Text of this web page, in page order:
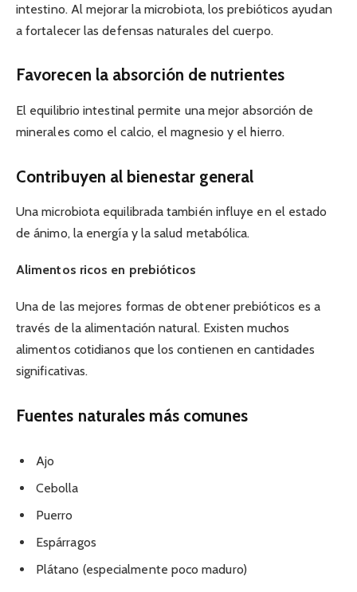
intestino. Al mejorar la microbiota, los prebióticos ayudan
a fortalecer las defensas naturales del cuerpo.
Favorecen la absorción de nutrientes
El equilibrio intestinal permite una mejor absorción de
minerales como el calcio, el magnesio y el hierro.
Contribuyen al bienestar general
Una microbiota equilibrada también influye en el estado
de ánimo, la energía y la salud metabólica.
Alimentos ricos en prebióticos
Una de las mejores formas de obtener prebióticos es a
través de la alimentación natural. Existen muchos
alimentos cotidianos que los contienen en cantidades
significativas.
Fuentes naturales más comunes
Ajo
Cebolla
Puerro
Espárragos
Plátano (especialmente poco maduro)